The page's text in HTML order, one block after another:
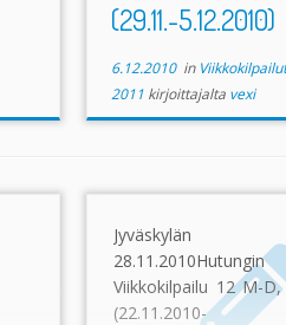
(29.11.-5.12.2010)
6.12.2010in
2011 kirjoittajalta vexi
Jyväskylän
Viikkokilpailu 12 M-
(22.11.2010-